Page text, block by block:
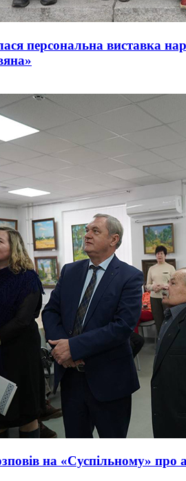
персональна виставка
на «Суспільному» про